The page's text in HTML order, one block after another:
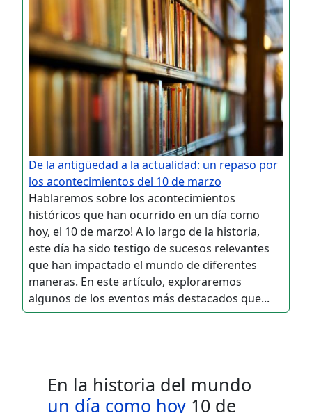
De la antigüedad a la actualidad: un repaso por
los acontecimientos del 10 de marzo
Hablaremos sobre los acontecimientos
históricos que han ocurrido en un día como
hoy, el 10 de marzo! A lo largo de la historia,
este día ha sido testigo de sucesos relevantes
que han impactado el mundo de diferentes
maneras. En este artículo, exploraremos
algunos de los eventos más destacados que...
En la historia del mundo
un día como hoy 10 de